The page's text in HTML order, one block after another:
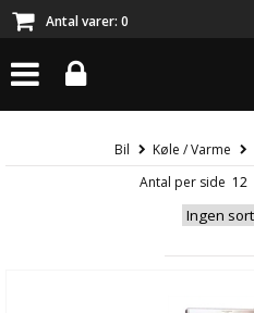
Antal varer: 0
Bil Køle / Varme
Antal per side